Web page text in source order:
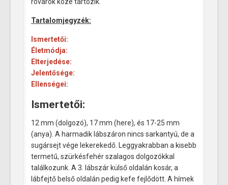
Tartalomjegyzék:
Ismertetői:
Életmódja:
Elterjedése:
Jelentősége:
Ellenségei:
Ismertetői:
12 mm (dolgozó), 17 mm (here), és 17-25 mm
(anya). A harmadik lábszáron nincs sarkantyú, de a
sugársejt vége lekerekedő. Leggyakrabban a kisebb
termetű, szürkésfehér szalagos dolgozókkal
találkozunk. A 3. lábszár külső oldalán kosár, a
lábfejtő belső oldalán pedig kefe fejlődött. A hímek